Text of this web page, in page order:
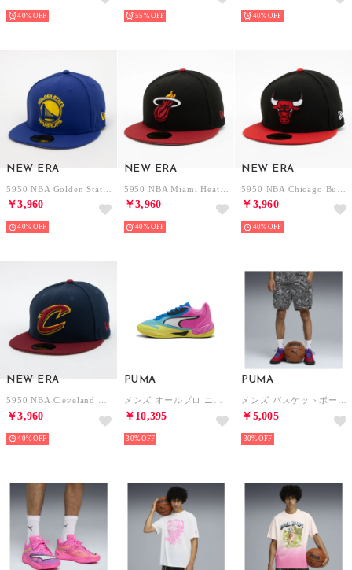
40% 55% 40%
NEW ERA
￥3,960
40%
NEW ERA
￥3,960
40%
NEW ERA
￥3,960
40%
NEW ERA
5950 NBA Cleveland Cavaliers （NVY/RED）
￥3,960
40%
PUMA
メンズ オールプロ ニトロ 2 スカイブレーク バスケットボールシューズ All-Pro Nitro? SkyBreak （Poison Pink-Bright Aqua-Lime Squeeze）
￥10,395
30%
PUMA
メンズ バスケットボール フレイグラント ファウル AOP 6インチ ショーツ 2 Flag Foul AOP 6 Shorts 2 （Black-AOP）
￥5,005
30%